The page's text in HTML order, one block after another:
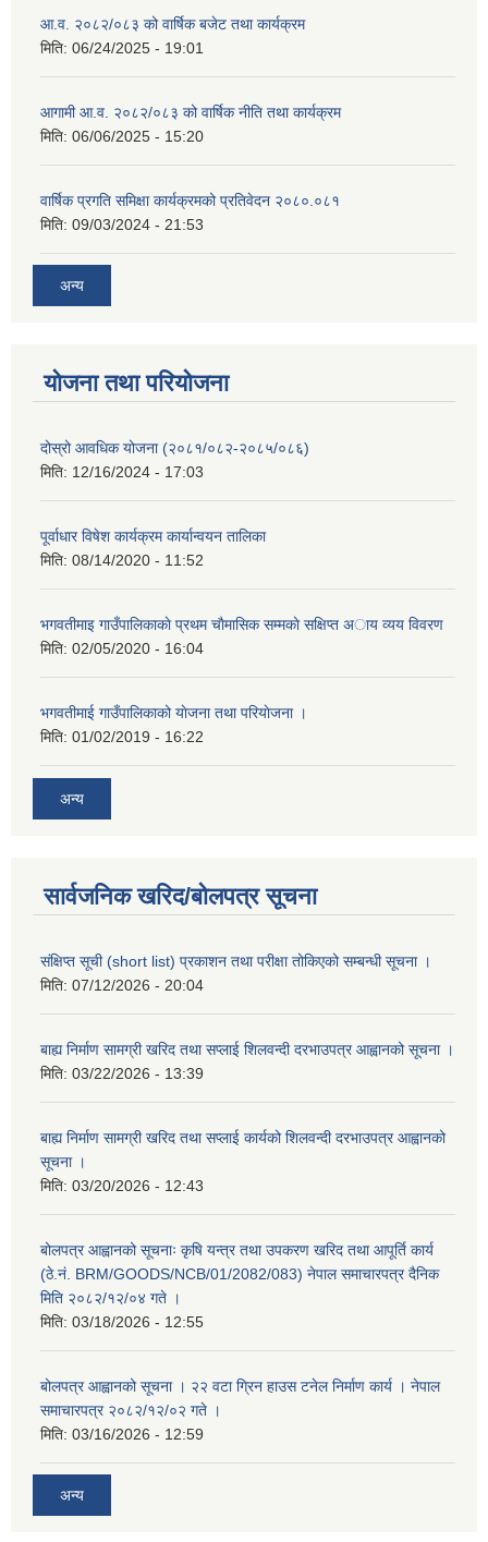
आ.व. २०८२/०८३ को वार्षिक बजेट तथा कार्यक्रम
मिति: 06/24/2025 - 19:01
आगामी आ.व. २०८२/०८३ को वार्षिक नीति तथा कार्यक्रम
मिति: 06/06/2025 - 15:20
वार्षिक प्रगति समिक्षा कार्यक्रमको प्रतिवेदन २०८०.०८१
मिति: 09/03/2024 - 21:53
अन्य
योजना तथा परियोजना
दोस्रो आवधिक योजना (२०८१/०८२-२०८५/०८६)
मिति: 12/16/2024 - 17:03
पूर्वाधार विषेश कार्यक्रम कार्यान्वयन तालिका
मिति: 08/14/2020 - 11:52
भगवतीमाइ गाउँपालिकाकाे प्रथम चाैमासिक सम्मकाे सक्षिप्त अाय व्यय विवरण
मिति: 02/05/2020 - 16:04
भगवतीमाई गाउँपालिकाको याेजना तथा परियाेजना ।
मिति: 01/02/2019 - 16:22
अन्य
सार्वजनिक खरिद/बोलपत्र सूचना
संक्षिप्त सूची (short list) प्रकाशन तथा परीक्षा तोकिएको सम्बन्धी सूचना ।
मिति: 07/12/2026 - 20:04
बाह्य निर्माण सामग्री खरिद तथा सप्लाई शिलवन्दी दरभाउपत्र आह्वानको सूचना ।
मिति: 03/22/2026 - 13:39
बाह्य निर्माण सामग्री खरिद तथा सप्लाई कार्यको शिलवन्दी दरभाउपत्र आह्वानको
सूचना ।
मिति: 03/20/2026 - 12:43
बोलपत्र आह्वानको सूचनाः कृषि यन्त्र तथा उपकरण खरिद तथा आपूर्ति कार्य
(ठे.नं. BRM/GOODS/NCB/01/2082/083) नेपाल समाचारपत्र दैनिक
मिति २०८२/१२/०४ गते ।
मिति: 03/18/2026 - 12:55
बोलपत्र आह्वानको सूचना । २२ वटा ग्रिन हाउस टनेल निर्माण कार्य । नेपाल
समाचारपत्र २०८२/१२/०२ गते ।
मिति: 03/16/2026 - 12:59
अन्य